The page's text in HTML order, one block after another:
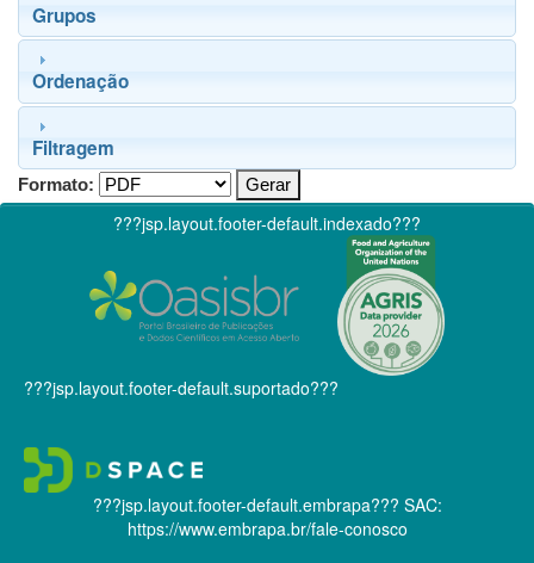
Grupos
Ordenação
Filtragem
Formato:
???jsp.layout.footer-default.indexado???
???jsp.layout.footer-default.suportado???
???jsp.layout.footer-default.embrapa??? SAC:
https://www.embrapa.br/fale-conosco